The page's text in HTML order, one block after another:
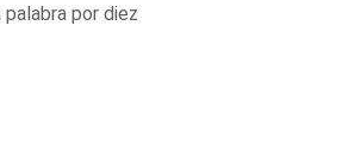
por diez